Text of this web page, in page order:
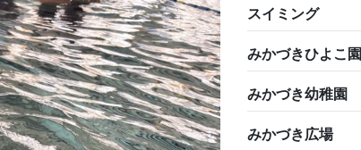
スイミング
みかづきひよこ園
みかづき幼稚園
みかづき広場